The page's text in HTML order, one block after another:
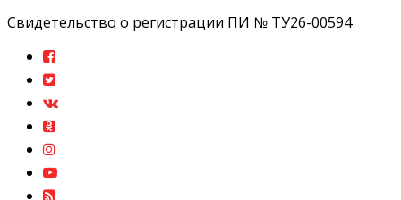
Свидетельство о регистрации ПИ № ТУ26-00594